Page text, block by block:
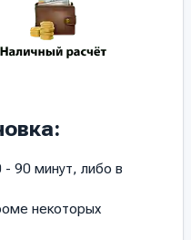
90 минут, либо в
некоторых